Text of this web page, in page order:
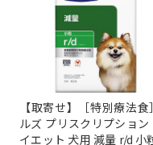
【取寄せ】［特別療法食
ルズ プリスクリプション
イエット 犬用 減量 r/d 小